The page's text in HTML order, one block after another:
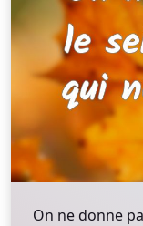
On ne donne